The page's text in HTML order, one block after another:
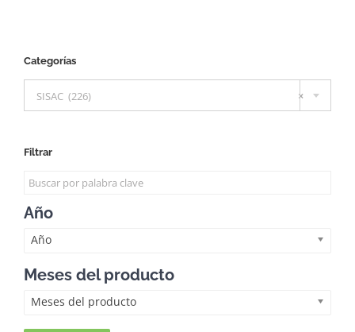
Categorías
×
SISAC (226)
Filtrar
Año
Año
Meses del producto
Meses del producto